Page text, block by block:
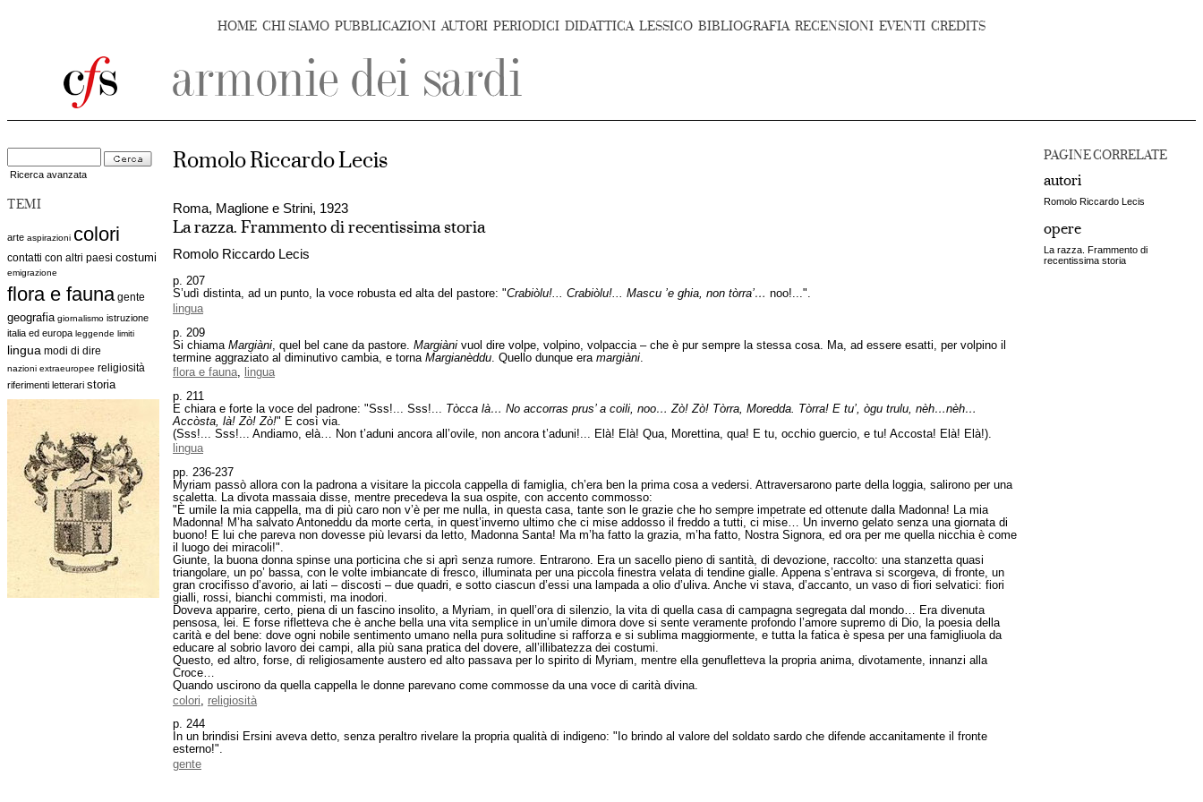
HOME CHI SIAMO PUBBLICAZIONI AUTORI PERIODICI DIDATTICA LESSICO BIBLIOGRAFIA RECENSIONI EVENTI CREDITS
Ricerca avanzata
TEMI
arte aspirazioni colori
contatti con altri paesi costumi
emigrazione
flora e fauna gente
geografia giornalismo istruzione
italia ed europa leggende limiti
lingua modi di dire
nazioni extraeuropee religiosità
riferimenti letterari storia
PAGINE CORRELATE
autori
Romolo Riccardo Lecis
opere
La razza. Frammento di
recentissima storia
Romolo Riccardo Lecis
Roma, Maglione e Strini, 1923
La razza. Frammento di recentissima storia
Romolo Riccardo Lecis
p. 207
S’udì distinta, ad un punto, la voce robusta ed alta del pastore: "Crabiòlu!... Crabiòlu!... Mascu ’e ghia, non tòrra’… noo!...".
lingua
p. 209
Si chiama Margiàni , quel bel cane da pastore. Margiàni vuol dire volpe, volpino, volpaccia – che è pur sempre la stessa cosa. Ma, ad essere esatti, per volpino il
termine aggraziato al diminutivo cambia, e torna Margianèddu . Quello dunque era margiàni
flora e fauna,
lingua
p. 211
E chiara e forte la voce del padrone: "Sss!... Sss!... Tòcca là… No accorras prus’ a coili, noo… Zò! Zò! Tòrra, Moredda. Tòrra! E tu’, ògu trulu, nèh…nèh…
Accòsta, là! Zò! Zò!" E così via.
(Sss!... Sss!... Andiamo, elà… Non t’aduni ancora all’ovile, non ancora t’aduni!... Elà! Elà! Qua, Morettina, qua! E tu, occhio guercio, e tu! Accosta! Elà! Elà!).
lingua
pp. 236-237
Myriam passò allora con la padrona a visitare la piccola cappella di famiglia, ch’era ben la prima cosa a vedersi. Attraversarono parte della loggia, salirono per una
scaletta. La divota massaia disse, mentre precedeva la sua ospite, con accento commosso:
"È umile la mia cappella, ma di più caro non v’è per me nulla, in questa casa, tante son le grazie che ho sempre impetrate ed ottenute dalla Madonna! La mia
Madonna! M’ha salvato Antoneddu da morte certa, in quest’inverno ultimo che ci mise addosso il freddo a tutti, ci mise… Un inverno gelato senza una giornata di
buono! E lui che pareva non dovesse più levarsi da letto, Madonna Santa! Ma m’ha fatto la grazia, m’ha fatto, Nostra Signora, ed ora per me quella nicchia è come
il luogo dei miracoli!".
Giunte, la buona donna spinse una porticina che si aprì senza rumore. Entrarono. Era un sacello pieno di santità, di devozione, raccolto: una stanzetta quasi
triangolare, un po’ bassa, con le volte imbiancate di fresco, illuminata per una piccola finestra velata di tendine gialle. Appena s’entrava si scorgeva, di fronte, un
gran crocifisso d’avorio, ai lati – discosti – due quadri, e sotto ciascun d’essi una lampada a olio d’uliva. Anche vi stava, d’accanto, un vaso di fiori selvatici: fiori
gialli, rossi, bianchi commisti, ma inodori.
Doveva apparire, certo, piena di un fascino insolito, a Myriam, in quell’ora di silenzio, la vita di quella casa di campagna segregata dal mondo… Era divenuta
pensosa, lei. E forse rifletteva che è anche bella una vita semplice in un’umile dimora dove si sente veramente profondo l’amore supremo di Dio, la poesia della
carità e del bene: dove ogni nobile sentimento umano nella pura solitudine si rafforza e si sublima maggiormente, e tutta la fatica è spesa per una famigliuola da
educare al sobrio lavoro dei campi, alla più sana pratica del dovere, all’illibatezza dei costumi.
Questo, ed altro, forse, di religiosamente austero ed alto passava per lo spirito di Myriam, mentre ella genufletteva la propria anima, divotamente, innanzi alla
Croce…
Quando uscirono da quella cappella le donne parevano come commosse da una voce di carità divina.
colori
religiosità
p. 244
In un brindisi Ersini aveva detto, senza peraltro rivelare la propria qualità di indigeno: "Io brindo al valore del soldato sardo che difende accanitamente il fronte
esterno!".
gente